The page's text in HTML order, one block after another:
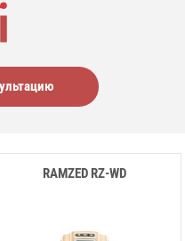
RAMZED RZ-WD